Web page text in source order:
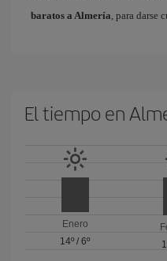
baratos a Almería, para darse
El tiempo en
Enero
14º /6º